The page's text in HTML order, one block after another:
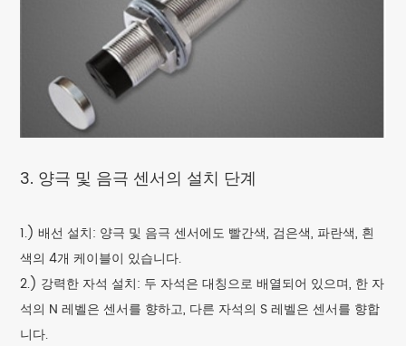
3. 양극 및 음극 센서의 설치 단계
1.) 배선 설치: 양극 및 음극 센서에도 빨간색, 검은색, 파란색, 흰
색의 4개 케이블이 있습니다.
2.) 강력한 자석 설치: 두 자석은 대칭으로 배열되어 있으며, 한 자
석의 N 레벨은 센서를 향하고, 다른 자석의 S 레벨은 센서를 향합
니다.